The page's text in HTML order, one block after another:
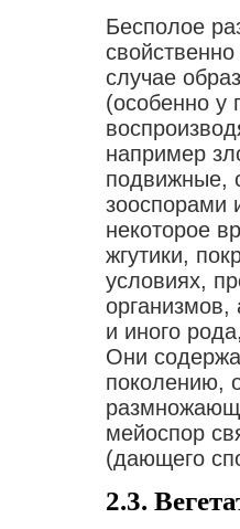
Бесполое
случае
(особенно у
например
подвижные,
зооспорами
некоторое
жгутики,
условиях,
и иного
Они
поколению,
мейоспор
(дающего
2.3.